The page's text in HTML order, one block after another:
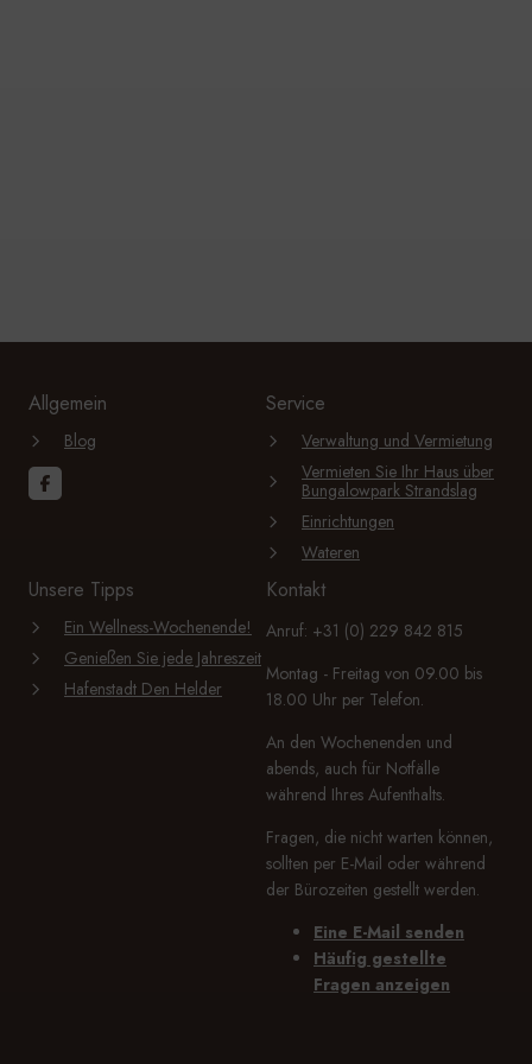
Allgemein
Blog
Service
Verwaltung und Vermietung
Vermieten Sie Ihr Haus über
Bungalowpark Strandslag
Einrichtungen
Wateren
Unsere Tipps
Ein Wellness-Wochenende!
Genießen Sie jede Jahreszeit
Hafenstadt Den Helder
Kontakt
Anruf: +31 (0) 229 842 815
Montag - Freitag von 09.00 bis
18.00 Uhr per Telefon.
An den Wochenenden und
abends, auch für Notfälle
während Ihres Aufenthalts.
Fragen, die nicht warten können,
sollten per E-Mail oder während
der Bürozeiten gestellt werden.
Eine E-Mail senden
Häufig gestellte
Fragen anzeigen